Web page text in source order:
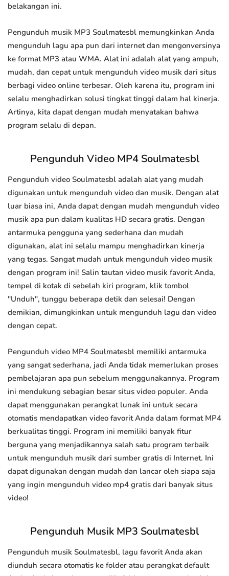
belakangan ini.
Pengunduh musik MP3 Soulmatesbl memungkinkan Anda
mengunduh lagu apa pun dari internet dan mengonversinya
ke format MP3 atau WMA. Alat ini adalah alat yang ampuh,
mudah, dan cepat untuk mengunduh video musik dari situs
berbagi video online terbesar. Oleh karena itu, program ini
selalu menghadirkan solusi tingkat tinggi dalam hal kinerja.
Artinya, kita dapat dengan mudah menyatakan bahwa
program selalu di depan.
Pengunduh Video MP4 Soulmatesbl
Pengunduh video Soulmatesbl adalah alat yang mudah
digunakan untuk mengunduh video dan musik. Dengan alat
luar biasa ini, Anda dapat dengan mudah mengunduh video
musik apa pun dalam kualitas HD secara gratis. Dengan
antarmuka pengguna yang sederhana dan mudah
digunakan, alat ini selalu mampu menghadirkan kinerja
yang tegas. Sangat mudah untuk mengunduh video musik
dengan program ini! Salin tautan video musik favorit Anda,
tempel di kotak di sebelah kiri program, klik tombol
"Unduh", tunggu beberapa detik dan selesai! Dengan
demikian, dimungkinkan untuk mengunduh lagu dan video
dengan cepat.
Pengunduh video MP4 Soulmatesbl memiliki antarmuka
yang sangat sederhana, jadi Anda tidak memerlukan proses
pembelajaran apa pun sebelum menggunakannya. Program
ini mendukung sebagian besar situs video populer. Anda
dapat menggunakan perangkat lunak ini untuk secara
otomatis mendapatkan video favorit Anda dalam format MP4
berkualitas tinggi. Program ini memiliki banyak fitur
berguna yang menjadikannya salah satu program terbaik
untuk mengunduh musik dari sumber gratis di Internet. Ini
dapat digunakan dengan mudah dan lancar oleh siapa saja
yang ingin mengunduh video mp4 gratis dari banyak situs
video!
Pengunduh Musik MP3 Soulmatesbl
Pengunduh musik Soulmatesbl, lagu favorit Anda akan
diunduh secara otomatis ke folder atau perangkat default